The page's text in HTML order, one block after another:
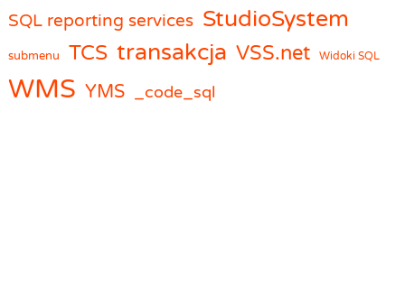
SQL reporting services StudioSystem
submenu TCS transakcja VSS.net Widoki SQL
WMS YMS _code_sql